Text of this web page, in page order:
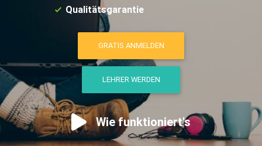
Qualitätsgarantie
GRATIS ANMELDEN
LEHRER WERDEN
Wie funktioniert's